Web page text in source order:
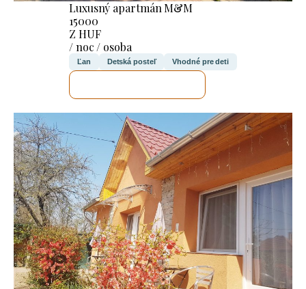
Luxusný apartmán M&M
15000
Z HUF
/ noc / osoba
Ľan Detská posteľ Vhodné pre deti